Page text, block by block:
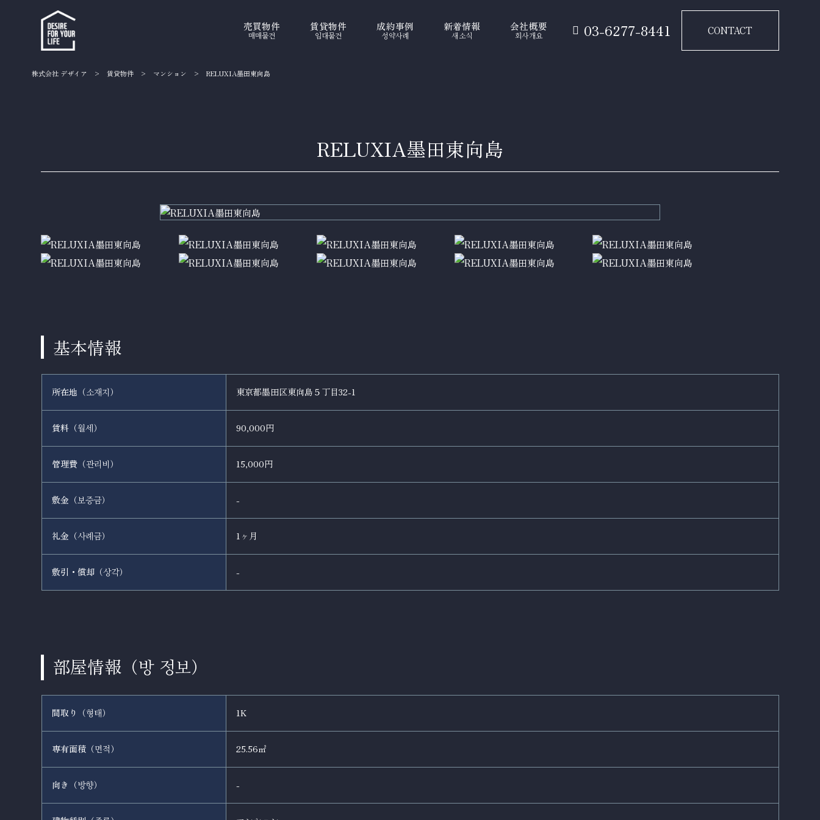
売買物件
매매물건
賃貸物件
임대물건
成約事例
성약사례
新着情報
새소식
会社概要
회사개요 03-6277-8441 CONTACT
株式会社 デザイア > 賃貸物件 > マンション > RELUXIA墨田東向島
RELUXIA墨田東向島
基本情報
所在地（ 소재지 ） 東京都墨田区東向島５丁目32-1
賃料（월세 ） 90,000円
管理費（관리비 ） 15,000円
敷金（ 보증금） -
礼金（사례금） 1ヶ月
敷引・償却（상각） -
部屋情報（방 정보）
間取り（형태 ） 1K
専有面積（ 면적 ） 25.56㎡
向き（ 방향） -